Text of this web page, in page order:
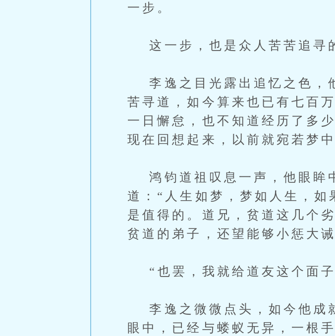
一步。
这一步，也是众人苦苦追寻
李逸之目光露出追忆之色，
苦寻道，如今算来也已有七百
一日懈怠，也不知道经历了多
现在回想起来，以前就宛若梦
鸿钧道祖叹息一声，他眼眸
道：“人生如梦，梦如人生，
是值得的。道兄，贫道这几个
贫道的弟子，还望能够小惩大
“也罢，我就给道友这个面子
李逸之微微点头，如今他成
眼中，已经与蝼蚁无异，一根